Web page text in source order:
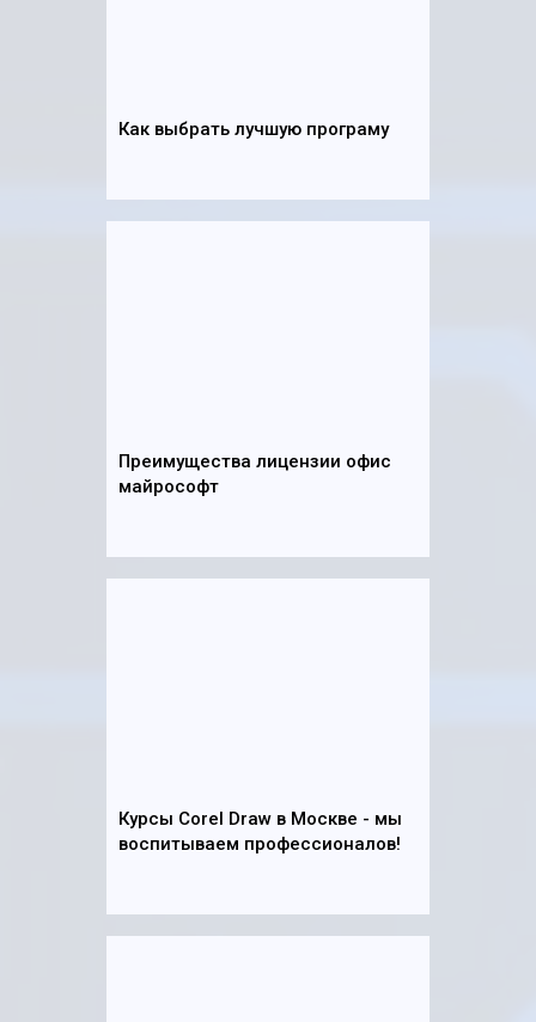
Как выбрать лучшую програму
Преимущества лицензии офис
майрософт
Курсы Corel Draw в Москве - мы
воспитываем профессионалов!